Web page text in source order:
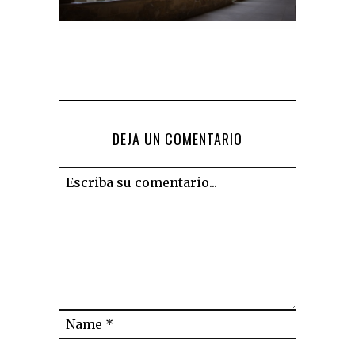
DEJA UN COMENTARIO